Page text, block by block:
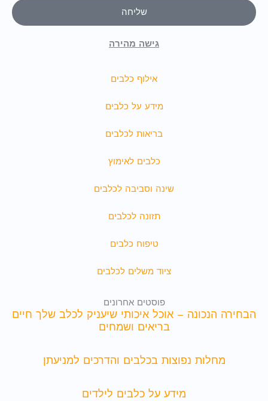
שליחה
גישה מהירה
אילוף כלבים
מידע על כלבים
בריאות לכלבים
כלבים לאימוץ
שינה וסביבה לכלבים
תזונה לכלבים
טיפוח כלבים
ציוד משלים לכלבים
פוסטים אחרונים
הבחירה הנכונה – אוכל איכותי שיעניק לכלב שלך חיים
בריאים ושמחים
מחלות נפוצות בכלבים והדרכים למניעתן
מידע על כלבים לילדים